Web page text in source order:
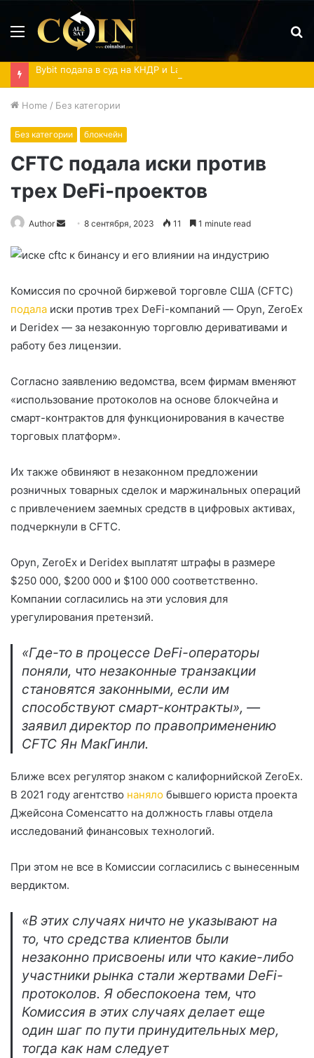
Menu
Bybit подала в суд на КНДР и Lazarus Group
Home / Без категории
Без категории блокчейн
CFTC подала иски против
трех DeFi-проектов
Author
Send
email
8 сентября, 2023 11 1 minute read
Комиссия по срочной биржевой торговле США (CFTC)
подала иски против трех DeFi-компаний — Opyn, ZeroEx
и Deridex — за незаконную торговлю деривативами и
работу без лицензии.
Согласно заявлению ведомства, всем фирмам вменяют
«использование протоколов на основе блокчейна и
смарт-контрактов для функционирования в качестве
торговых платформ».
Их также обвиняют в незаконном предложении
розничных товарных сделок и маржинальных операций
с привлечением заемных средств в цифровых активах,
подчеркнули в CFTC.
Opyn, ZeroEx и Deridex выплатят штрафы в размере
$250 000, $200 000 и $100 000 соответственно.
Компании согласились на эти условия для
урегулирования претензий.
«Где-то в процессе DeFi-операторы
поняли, что незаконные транзакции
становятся законными, если им
способствуют смарт-контракты», —
заявил директор по правоприменению
CFTC Ян МакГинли.
Ближе всех регулятор знаком с калифорнийской ZeroEx.
В 2021 году агентство наняло бывшего юриста проекта
Джейсона Соменсатто на должность главы отдела
исследований финансовых технологий.
При этом не все в Комиссии согласились с вынесенным
вердиктом.
«В этих случаях ничто не указывают на
то, что средства клиентов были
незаконно присвоены или что какие-либо
участники рынка стали жертвами DeFi-
протоколов. Я обеспокоена тем, что
Комиссия в этих случаях делает еще
один шаг по пути принудительных мер,
тогда как нам следует